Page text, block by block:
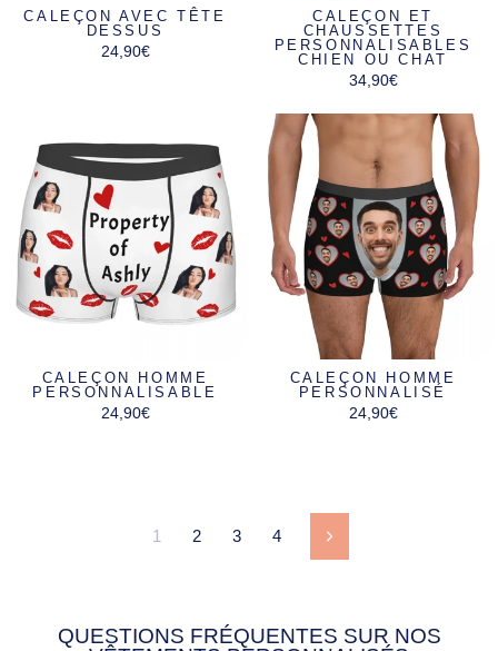
CALEÇON AVEC TÊTE
DESSUS
24,90€
CALEÇON ET
CHAUSSETTES
PERSONNALISABLES
CHIEN OU CHAT
34,90€
CALEÇON HOMME
PERSONNALISABLE
24,90€
CALEÇON HOMME
PERSONNALISÉ
24,90€
1 2 3 4 Suivant
QUESTIONS FRÉQUENTES SUR NOS